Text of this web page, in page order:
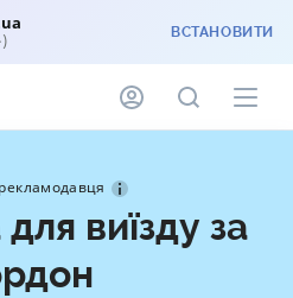
ВСТАНОВИТИ
виїзду за